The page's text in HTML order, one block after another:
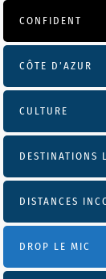
CONFIDENT
CÔTE D’AZUR
CULTURE
DESTINATIONS
DISTANCES
DROP LE MIC